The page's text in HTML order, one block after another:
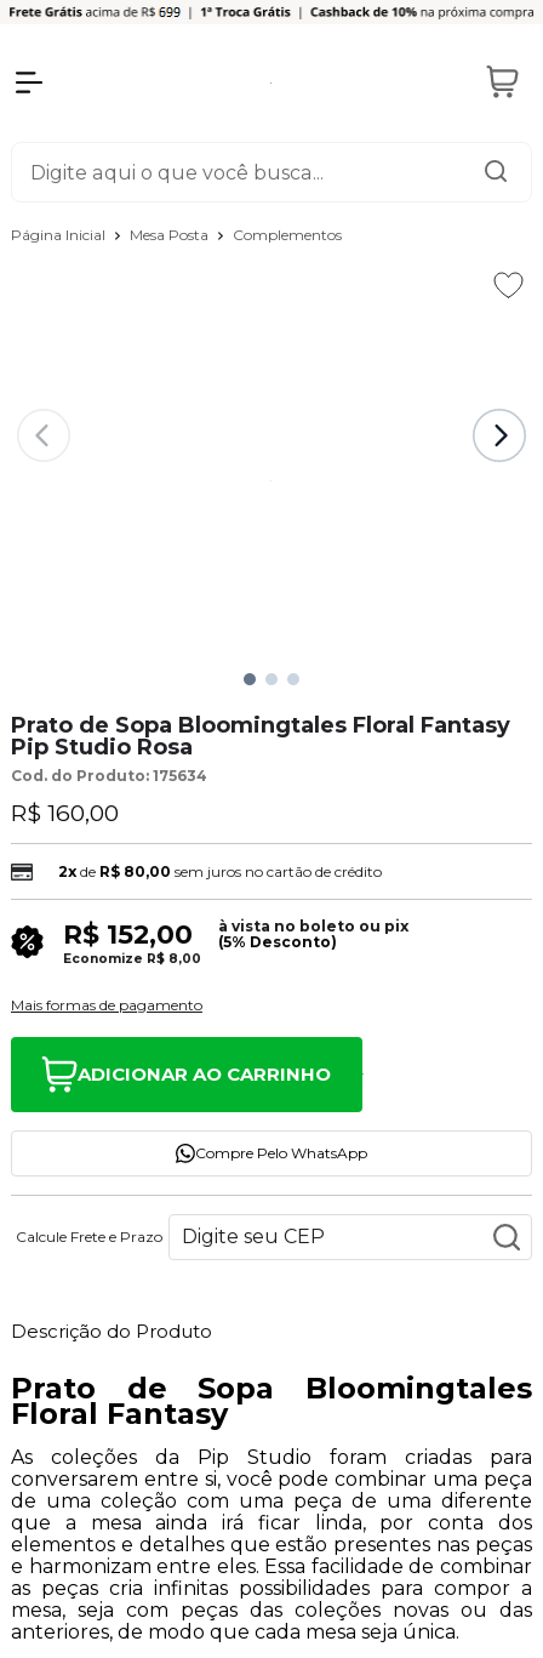
Página Inicial Mesa Posta Complementos
Prato de Sopa Bloomingtales Floral Fantasy
Pip Studio Rosa
Cod. do Produto: 175634
R$ 160,00
2xde R$ 80,00 sem juros no cartão de crédito
R$ 152,00
à vista no boleto ou pix
(5% Desconto)
Economize R$ 8,00
Mais formas de pagamento
ADICIONAR AO CARRINHO
Compre Pelo WhatsApp
Calcule Frete e Prazo
Descrição do Produto
Prato de Sopa Bloomingtales
Floral Fantasy
As coleções da Pip Studio foram criadas para
conversarem entre si, você pode combinar uma peça
de uma coleção com uma peça de uma diferente
que a mesa ainda irá ficar linda, por conta dos
elementos e detalhes que estão presentes nas peças
e harmonizam entre eles. Essa facilidade de combinar
as peças cria infinitas possibilidades para compor a
mesa, seja com peças das coleções novas ou das
anteriores, de modo que cada mesa seja única.